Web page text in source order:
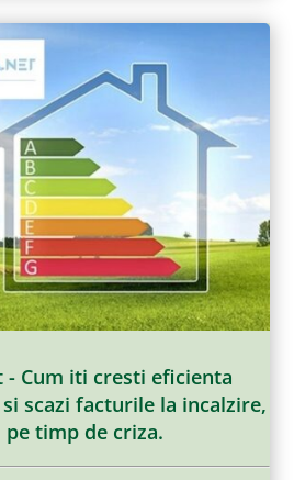
- Cum iti cresti eficienta
scazi facturile la incalzire,
pe timp de criza.